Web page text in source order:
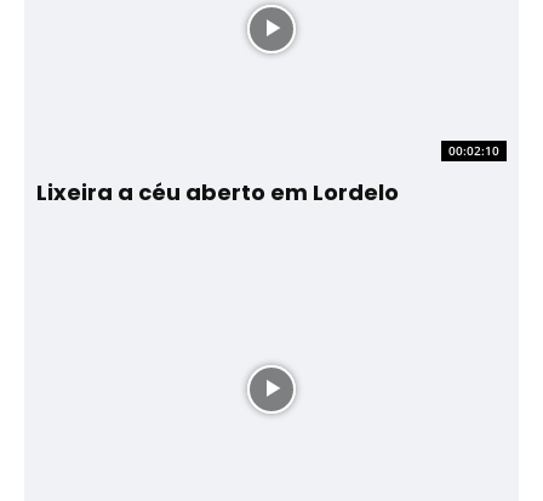
00:02:10
Lixeira a céu aberto em Lordelo